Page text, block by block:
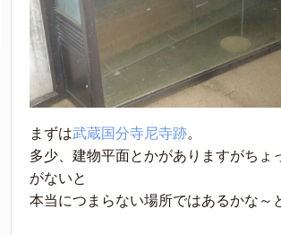
まずは武蔵国分寺尼寺跡。
多少、建物平面とかがありますがちょ
がないと
本当につまらない場所ではあるかな～